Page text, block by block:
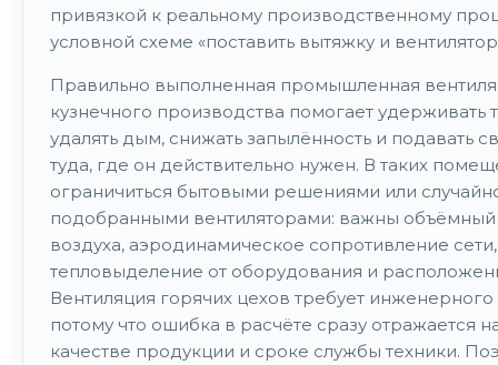
привязкой к реальному производственному
условной схеме «поставить вытяжку и
Правильно выполненная промышленная
кузнечного производства помогает удерживать
удалять дым, снижать запылённость и подавать
туда, где он действительно нужен. В таких
ограничиться бытовыми решениями или
подобранными вентиляторами: важны объёмный
воздуха, аэродинамическое сопротивление сети,
тепловыделение от оборудования и
Вентиляция горячих цехов требует
потому что ошибка в расчёте сразу отражается
качестве продукции и сроке службы техники.